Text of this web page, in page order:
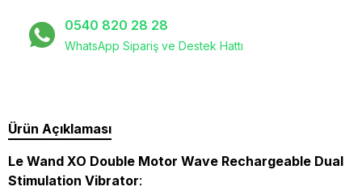
0540 820 28 28
WhatsApp Sipariş ve Destek Hattı
Ürün Açıklaması
Le Wand XO Double Motor Wave Rechargeable Dual
Stimulation Vibrator: